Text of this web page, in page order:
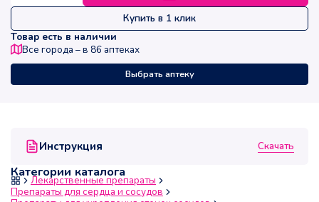
Инструкция Скачать
Категории каталога
Лекарственные препараты
Препараты для сердца и сосудов
Купить в 1 клик
Товар есть в наличии
Все города – в 86 аптеках
Выбрать аптеку